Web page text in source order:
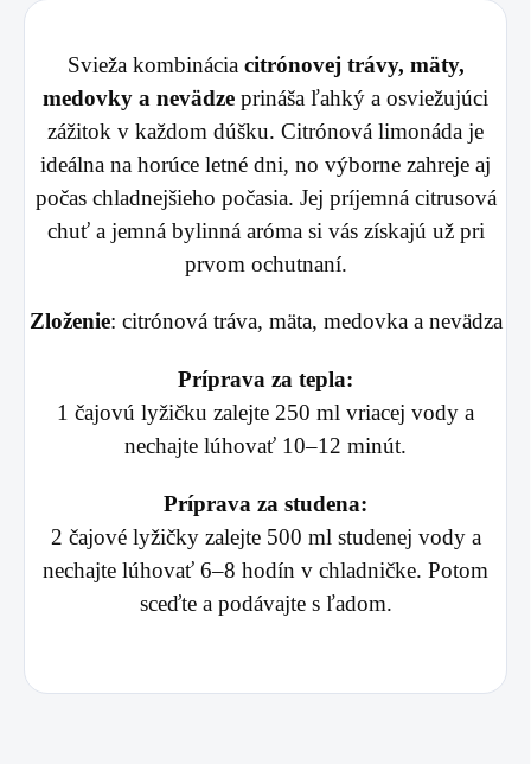
Svieža kombinácia citrónovej trávy, mäty,
medovky a nevädze prináša ľahký a osviežujúci
zážitok v každom dúšku. Citrónová limonáda je
ideálna na horúce letné dni, no výborne zahreje aj
počas chladnejšieho počasia. Jej príjemná citrusová
chuť a jemná bylinná aróma si vás získajú už pri
prvom ochutnaní.
Zloženie: citrónová tráva, mäta, medovka a nevädza
Príprava za tepla:
1 čajovú lyžičku zalejte 250 ml vriacej vody a
nechajte lúhovať 10–12 minút.
Príprava za studena:
2 čajové lyžičky zalejte 500 ml studenej vody a
nechajte lúhovať 6–8 hodín v chladničke. Potom
sceďte a podávajte s ľadom.